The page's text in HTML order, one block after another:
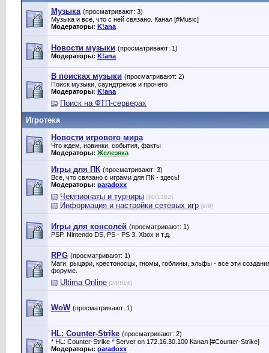
Музыка (просматривают: 3)
Музыка и все, что с ней связано. Канал [#Music]
Модераторы: K!ana
Новости музыки (просматривают: 1)
Модераторы: K!ana
В поисках музыки (просматривают: 2)
Поиск музыки, саундтреков и прочего
Модераторы: K!ana
Поиск на ФТП-серверах
Игротека
Новости игрового мира
Что ждем, новинки, события, факты
Модераторы: Железяка
Игры для ПК (просматривают: 3)
Все, что связано с играми для ПК - здесь!
Модераторы: paradoxx
Чемпионаты и турниры (40/1362)
Информация и настройки сетевых игр (9/9)
Игры для консолей (просматривают: 1)
PSP, Nintendo DS, PS - PS 3, Xbox и т.д.
RPG (просматривают: 1)
Маги, рыцари, крестоносцы, гномы, гоблины, эльфы - все эти
форуме.
Ultima Online (24/814)
WoW (просматривают: 1)
HL: Counter-Strike (просматривают: 2)
* HL: Counter-Strike * Server on 172.16.30.100 Канал [#Counter-Strike]
Модераторы: paradoxx